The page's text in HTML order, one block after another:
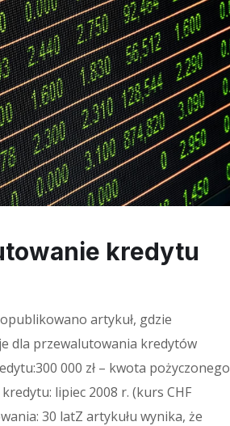
kredytu
artykuł, gdzie
dla przewalutowania kredytów
000 zł – kwota pożyczonego
lipiec 2008 r. (kurs CHF
30 latZ artykułu wynika, że